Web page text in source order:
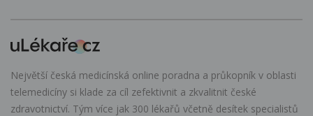
Největší česká medicínská online poradna a průkopník v oblasti
telemedicíny si klade za cíl zefektivnit a zkvalitnit české
zdravotnictví. Tým více jak 300 lékařů včetně desítek specialistů